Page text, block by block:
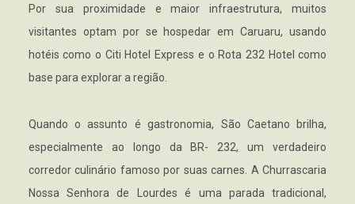
Por sua proximidade e maior infraestrutura, muitos
visitantes optam por se hospedar em Caruaru, usando
hotéis como o Citi Hotel Express e o Rota 232 Hotel como
base para explorar a região.
Quando o assunto é gastronomia, São Caetano brilha,
especialmente ao longo da BR- 232, um verdadeiro
corredor culinário famoso por suas carnes. A Churrascaria
Nossa Senhora de Lourdes é uma parada tradicional,